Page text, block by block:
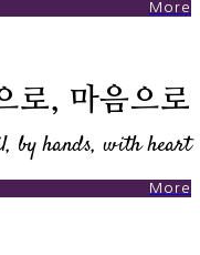
More
로, 마음으로
by hands, with heart
More